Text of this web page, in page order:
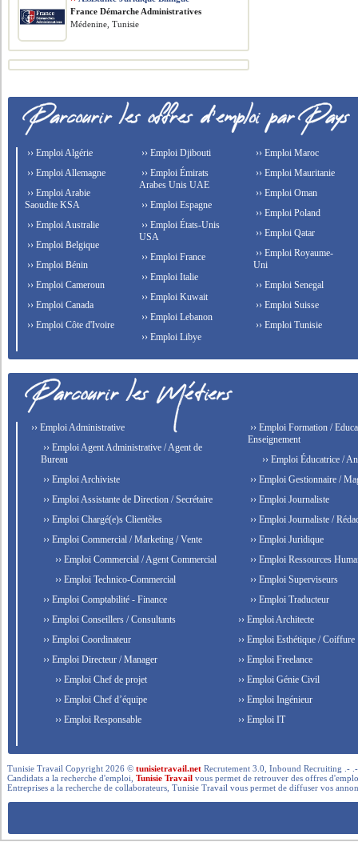
France Démarche Administratives
Médenine, Tunisie
›› Emploi Algérie
›› Emploi Allemagne
›› Emploi Arabie
Saoudite KSA
›› Emploi Australie
›› Emploi Belgique
›› Emploi Bénin
›› Emploi Cameroun
›› Emploi Canada
›› Emploi Côte d'Ivoire
›› Emploi Djibouti
›› Emploi Émirats
Arabes Unis UAE
›› Emploi Espagne
›› Emploi États-Unis
USA
›› Emploi France
›› Emploi Italie
›› Emploi Kuwait
›› Emploi Lebanon
›› Emploi Libye
›› Emploi Maroc
›› Emploi Mauritanie
›› Emploi Oman
›› Emploi Poland
›› Emploi Qatar
›› Emploi Royaume-
Uni
›› Emploi Senegal
›› Emploi Suisse
›› Emploi Tunisie
›› Emploi Administrative
›› Emploi Agent Administrative / Agent de
Bureau
›› Emploi Archiviste
›› Emploi Assistante de Direction / Secrétaire
›› Emploi Chargé(e)s Clientèles
›› Emploi Commercial / Marketing / Vente
›› Emploi Commercial / Agent Commercial
›› Emploi Technico-Commercial
›› Emploi Comptabilité - Finance
›› Emploi Conseillers / Consultants
›› Emploi Coordinateur
›› Emploi Directeur / Manager
›› Emploi Chef de projet
›› Emploi Chef d’équipe
›› Emploi Responsable
›› Emploi Formation /
Enseignement
›› Emploi Éducatrice /
›› Emploi Gestionnaire /
›› Emploi Journaliste
›› Emploi Journaliste /
›› Emploi Juridique
›› Emploi Ressources
›› Emploi Superviseurs
›› Emploi Traducteur
›› Emploi Architecte
›› Emploi Esthétique / Coiffure
›› Emploi Freelance
›› Emploi Génie Civil
›› Emploi Ingénieur
›› Emploi IT
Tunisie Travail Copyright 2026 ©tunisietravail.net Recrutement 3.0, Inbound Recruiting .-
Candidats a la recherche d'emploi,Tunisie Travail vous permet de retrouver des offres
Entreprises a la recherche de collaborateurs, Tunisie Travail vous permet de diffuser vos